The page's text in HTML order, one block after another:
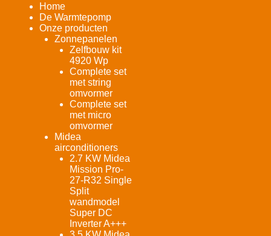
Home
De Warmtepomp
Onze producten
Zonnepanelen
Zelfbouw kit
4920 Wp
Complete set
met string
omvormer
Complete set
met micro
omvormer
Midea
airconditioners
2.7 KW Midea
Mission Pro-
27-R32 Single
Split
wandmodel
Super DC
Inverter A+++